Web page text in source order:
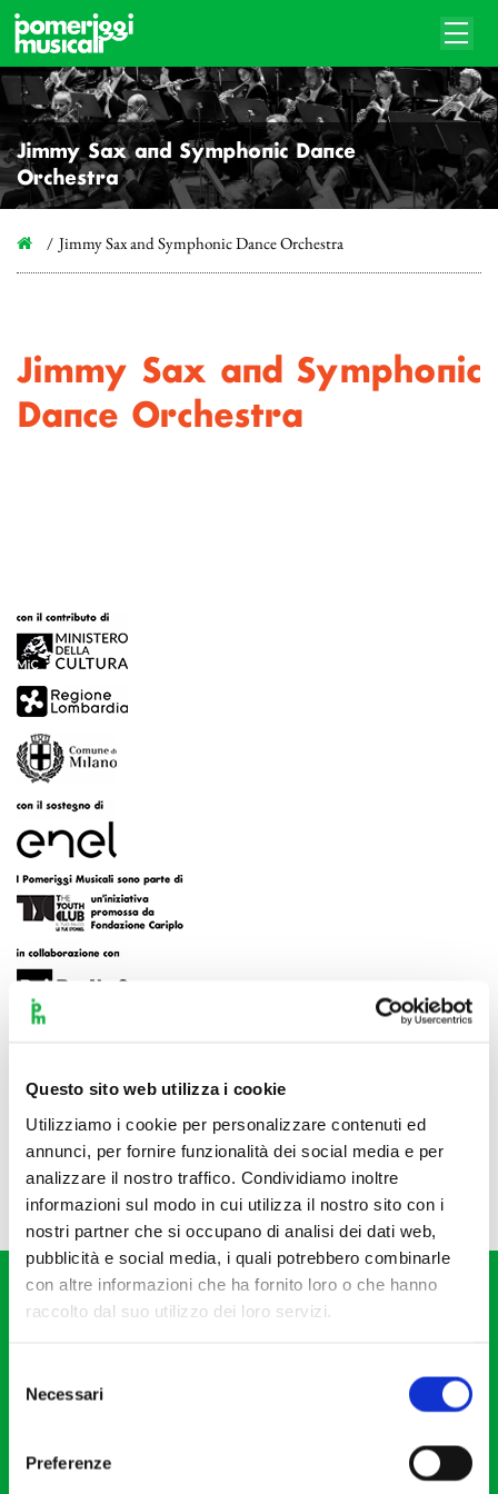
Questo sito web utilizza i cookie
Utilizziamo i cookie per personalizzare contenuti ed
annunci, per fornire funzionalità dei social media e per
analizzare il nostro traffico. Condividiamo inoltre
informazioni sul modo in cui utilizza il nostro sito con i
nostri partner che si occupano di analisi dei dati web,
pubblicità e social media, i quali potrebbero combinarle
con altre informazioni che ha fornito loro o che hanno
raccolto dal suo utilizzo dei loro servizi.
delNecessari
Preferenze
Jimmy Sax and Symphonic Dance
Orchestra
Jimmy Sax and Symphonic Dance Orchestra
Jimmy Sax and Symphonic
Dance Orchestra
20121 Milano